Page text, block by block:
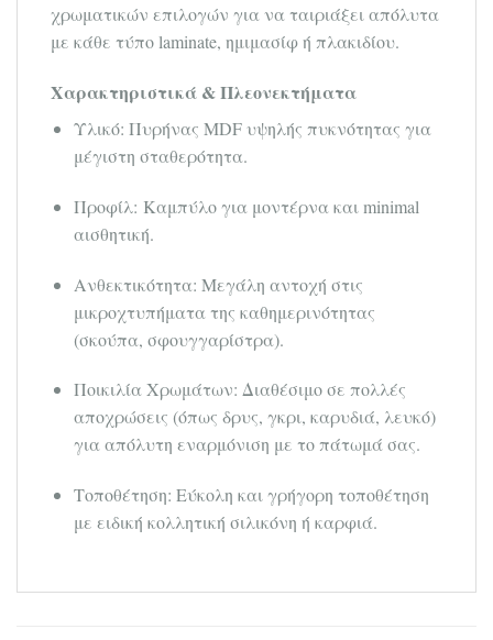
χρωματικών επιλογών για να ταιριάξει απόλυτα
με κάθε τύπο laminate, ημιμασίφ ή πλακιδίου.
Χαρακτηριστικά & Πλεονεκτήματα
Υλικό: Πυρήνας MDF υψηλής πυκνότητας για
μέγιστη σταθερότητα.
Προφίλ: Καμπύλο για μοντέρνα και minimal
αισθητική.
Ανθεκτικότητα: Μεγάλη αντοχή στις
μικροχτυπήματα της καθημερινότητας
(σκούπα, σφουγγαρίστρα).
Ποικιλία Χρωμάτων: Διαθέσιμο σε πολλές
αποχρώσεις (όπως δρυς, γκρι, καρυδιά, λευκό)
για απόλυτη εναρμόνιση με το πάτωμά σας.
Τοποθέτηση: Εύκολη και γρήγορη τοποθέτηση
με ειδική κολλητική σιλικόνη ή καρφιά.